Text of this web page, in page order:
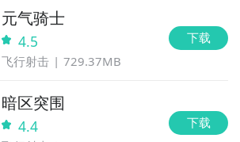
元气骑士
4.5
飞行射击 729.37MB
下载
暗区突围
4.4 下载